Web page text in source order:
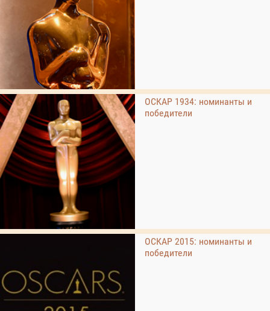
ОСКАР 1934: номинанты и
победители
ОСКАР 2015: номинанты и
победители